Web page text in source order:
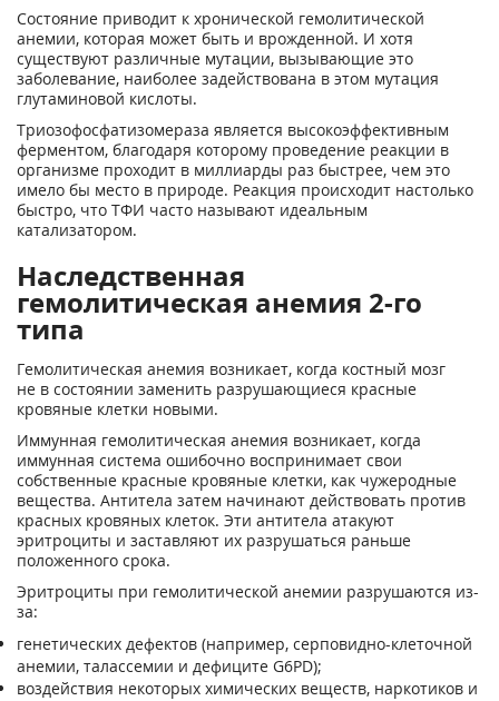
Состояние приводит к хронической гемолитической
анемии, которая может быть и врожденной. И хотя
существуют различные мутации, вызывающие это
заболевание, наиболее задействована в этом мутация
глутаминовой кислоты.
Триозофосфатизомераза является высокоэффективным
ферментом, благодаря которому проведение реакции в
организме проходит в миллиарды раз быстрее, чем это
имело бы место в природе. Реакция происходит настолько
быстро, что ТФИ часто называют идеальным
катализатором.
Наследственная
гемолитическая анемия 2-го
типа
Гемолитическая анемия возникает, когда костный мозг
не в состоянии заменить разрушающиеся красные
кровяные клетки новыми.
Иммунная гемолитическая анемия возникает, когда
иммунная система ошибочно воспринимает свои
собственные красные кровяные клетки, как чужеродные
вещества. Антитела затем начинают действовать против
красных кровяных клеток. Эти антитела атакуют
эритроциты и заставляют их разрушаться раньше
положенного срока.
Эритроциты при гемолитической анемии разрушаются из-
за:
генетических дефектов (например, серповидно-клеточной
анемии, талассемии и дефиците G6PD);
воздействия некоторых химических веществ, наркотиков и